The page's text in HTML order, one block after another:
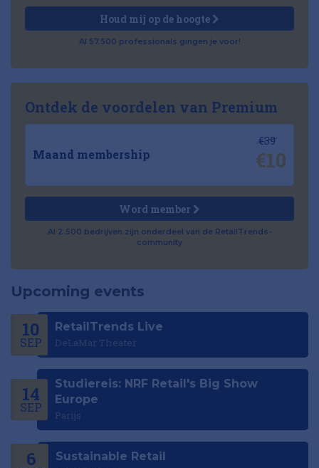
Houd mij op de hoogte
Al 57.500 professionals gingen je voor!
Ontdek de voordelen van Premium
Maand membership
€39
€10
Word member
Al 2.500 bedrijven zijn onderdeel van de RetailTrends-
community
Upcoming events
10
SEP
RetailTrends Live
DeLaMar Theater
14
SEP
Studiereis: NRF Retail's Big Show
Europe
Parijs
6 Sustainable Retail